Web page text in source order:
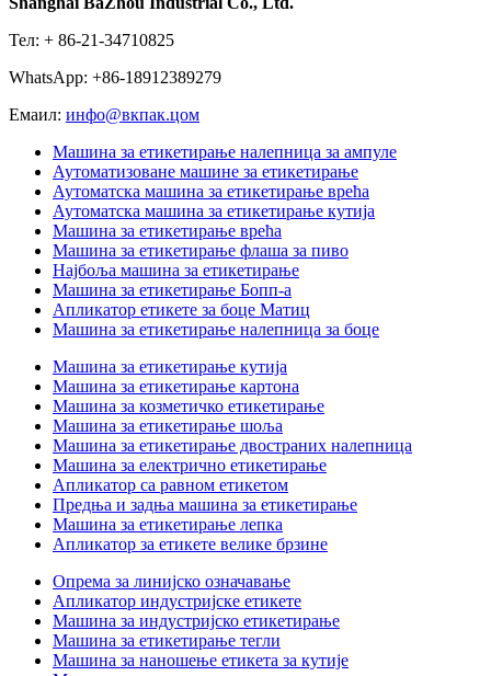
Тел: + 86-21-34710825
WhatsApp: +86-18912389279
Емаил: инфо@вкпак.цом
Машина за етикетирање налепница за ампуле
Аутоматизоване машине за етикетирање
Аутоматска машина за етикетирање врећа
Аутоматска машина за етикетирање кутија
Машина за етикетирање врећа
Машина за етикетирање флаша за пиво
Најбоља машина за етикетирање
Машина за етикетирање Бопп-а
Апликатор етикете за боце Матиц
Машина за етикетирање налепница за боце
Машина за етикетирање кутија
Машина за етикетирање картона
Машина за козметичко етикетирање
Машина за етикетирање шоља
Машина за етикетирање двостраних налепница
Машина за електрично етикетирање
Апликатор са равном етикетом
Предња и задња машина за етикетирање
Машина за етикетирање лепка
Апликатор за етикете велике брзине
Опрема за линијско означавање
Апликатор индустријске етикете
Машина за индустријско етикетирање
Машина за етикетирање тегли
Машина за наношење етикета за кутије